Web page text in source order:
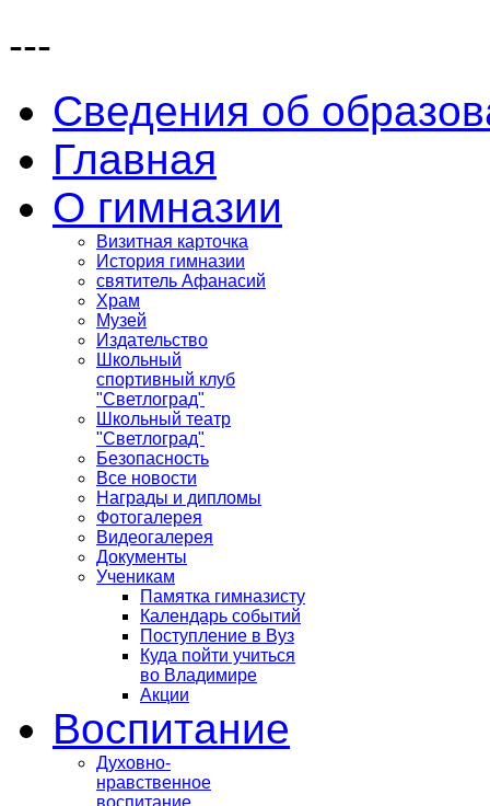
---
Сведения об
Главная
О гимназии
Визитная карточка
История гимназии
святитель Афанасий
Храм
Музей
Издательство
Школьный
спортивный клуб
"Светлоград"
Школьный театр
"Светлоград"
Безопасность
Все новости
Награды и дипломы
Фотогалерея
Видеогалерея
Документы
Ученикам
Памятка гимназисту
Календарь событий
Поступление в Вуз
Куда пойти учиться
во Владимире
Акции
Воспитание
Духовно-
нравственное